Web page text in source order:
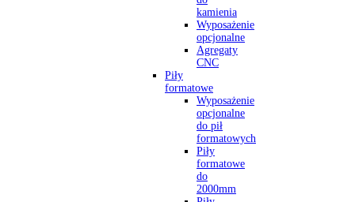
kamienia
Wyposażenie
opcjonalne
Agregaty
CNC
Piły
formatowe
Wyposażenie
opcjonalne
do pił
formatowych
Piły
formatowe
do
2000mm